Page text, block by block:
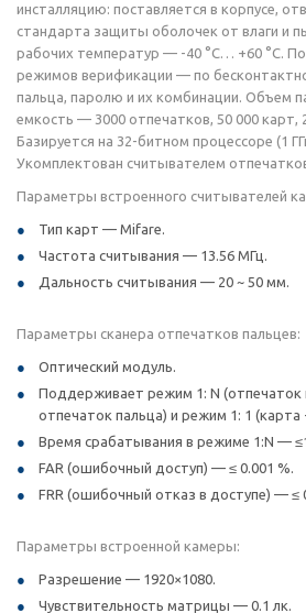
инсталляцию: поставляется в корпусе,
стандарта защиты оболочек от влаги и
рабочих температур — -40 °C… +60 °C.
режимов верификации — по
пальца, паролю и их комбинации. Объем
емкость — 3000 отпечатков, 50 000 карт,
Базируется на 32-битном процессоре (1
Укомплектован считывателем
Параметры встроенного считывателей
Тип карт — Mifare.
Частота считывания — 13.56 МГц.
Дальность считывания — 20 ~ 50 мм.
Параметры сканера отпечатков пальцев:
Оптический модуль.
Поддерживает режим 1: N (отпечаток
отпечаток пальца) и режим 1: 1 (карта
Время срабатывания в режиме 1:N —
FAR (ошибочный доступ) — ≤ 0.001 %.
FRR (ошибочный отказ в доступе) — ≤
Параметры встроенной камеры:
Разрешение — 1920×1080.
Чувствительность матрицы — 0.1 лк.